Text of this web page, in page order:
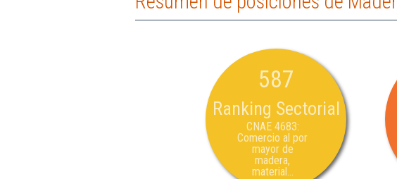
587
Ranking Sectorial
CNAE 4683:
Comercio al por
mayor de
madera,
material...